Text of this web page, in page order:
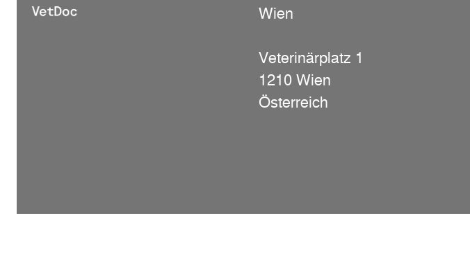
Wien
Veterinärplatz 1
1210 Wien
Österreich